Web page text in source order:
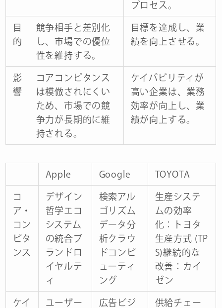
プロセス。
目
的
競争相手と差別化
し、市場での優位
性を維持する。
目標を達成し、業
績を向上させる。
影
響
コアコンピタンス
は模倣されにくい
ため、市場での競
争力が長期的に維
持される。
ケイパビリティが
高い企業は、業務
効率が向上し、業
績が向上する。
Apple Google TOYOTA
コ
ア・
コン
ピタ
ンス
デザイン
哲学エコ
システム
の統合ブ
ランドロ
イヤルテ
ィ
検索アル
ゴリズム
データ分
析クラウ
ドコンピ
ューティ
ング
生産システ
ムの効率
化：トヨタ
生産方式 (TP
S)継続的な
改善：カイ
ゼン
ケイ
ユーザー
広告ビジ
供給チェー